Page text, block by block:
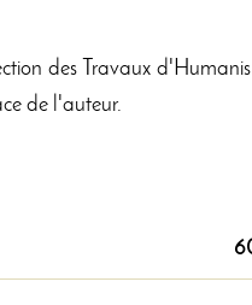
des Travaux
de l'auteur.